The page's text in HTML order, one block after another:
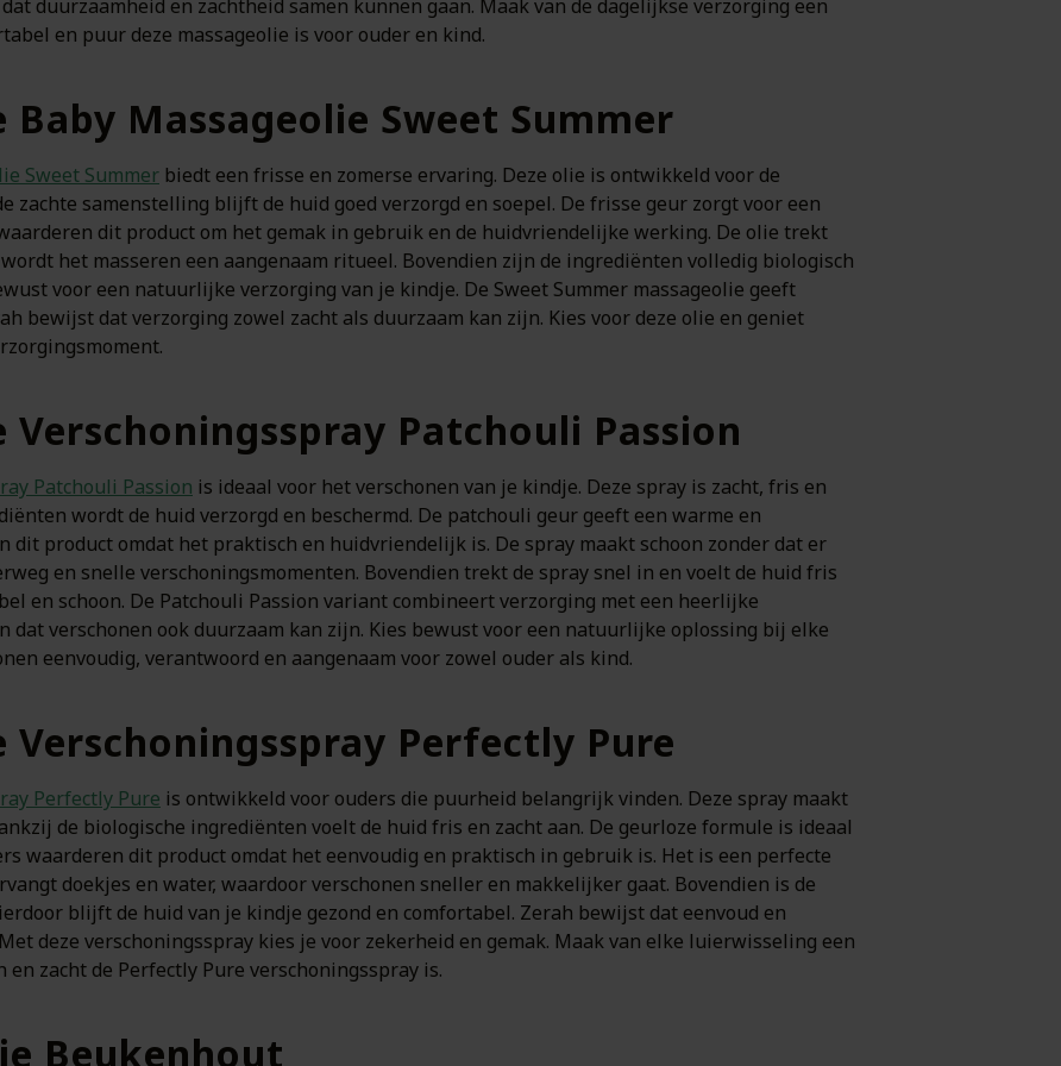
duurzaamheid en zachtheid samen kunnen gaan. Maak van de dagelijkse verzorging een
en puur deze massageolie is voor ouder en kind.
Massageolie Sweet Summer
Sweet Summer biedt een frisse en zomerse ervaring. Deze olie is ontwikkeld voor de
zachte samenstelling blijft de huid goed verzorgd en soepel. De frisse geur zorgt voor een
dit product om het gemak in gebruik en de huidvriendelijke werking. De olie trekt
het masseren een aangenaam ritueel. Bovendien zijn de ingrediënten volledig biologisch
voor een natuurlijke verzorging van je kindje. De Sweet Summer massageolie geeft
bewijst dat verzorging zowel zacht als duurzaam kan zijn. Kies voor deze olie en geniet
Verschoningsspray Patchouli Passion
Patchouli Passion is ideaal voor het verschonen van je kindje. Deze spray is zacht, fris en
wordt de huid verzorgd en beschermd. De patchouli geur geeft een warme en
dit product omdat het praktisch en huidvriendelijk is. De spray maakt schoon zonder dat er
en snelle verschoningsmomenten. Bovendien trekt de spray snel in en voelt de huid fris
en schoon. De Patchouli Passion variant combineert verzorging met een heerlijke
dat verschonen ook duurzaam kan zijn. Kies bewust voor een natuurlijke oplossing bij elke
eenvoudig, verantwoord en aangenaam voor zowel ouder als kind.
Verschoningsspray Perfectly Pure
Perfectly Pure is ontwikkeld voor ouders die puurheid belangrijk vinden. Deze spray maakt
de biologische ingrediënten voelt de huid fris en zacht aan. De geurloze formule is ideaal
waarderen dit product omdat het eenvoudig en praktisch in gebruik is. Het is een perfecte
doekjes en water, waardoor verschonen sneller en makkelijker gaat. Bovendien is de
blijft de huid van je kindje gezond en comfortabel. Zerah bewijst dat eenvoud en
deze verschoningsspray kies je voor zekerheid en gemak. Maak van elke luierwisseling een
zacht de Perfectly Pure verschoningsspray is.
Beukenhout